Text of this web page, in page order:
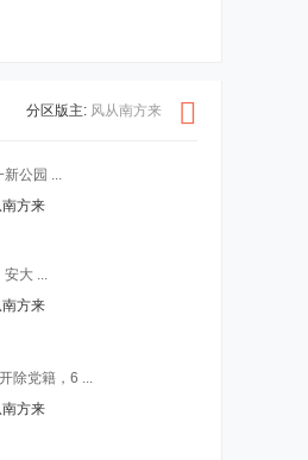
分区版主: 风从南方来
新公园 ...
南方来
安大 ...
南方来
除党籍，6 ...
南方来